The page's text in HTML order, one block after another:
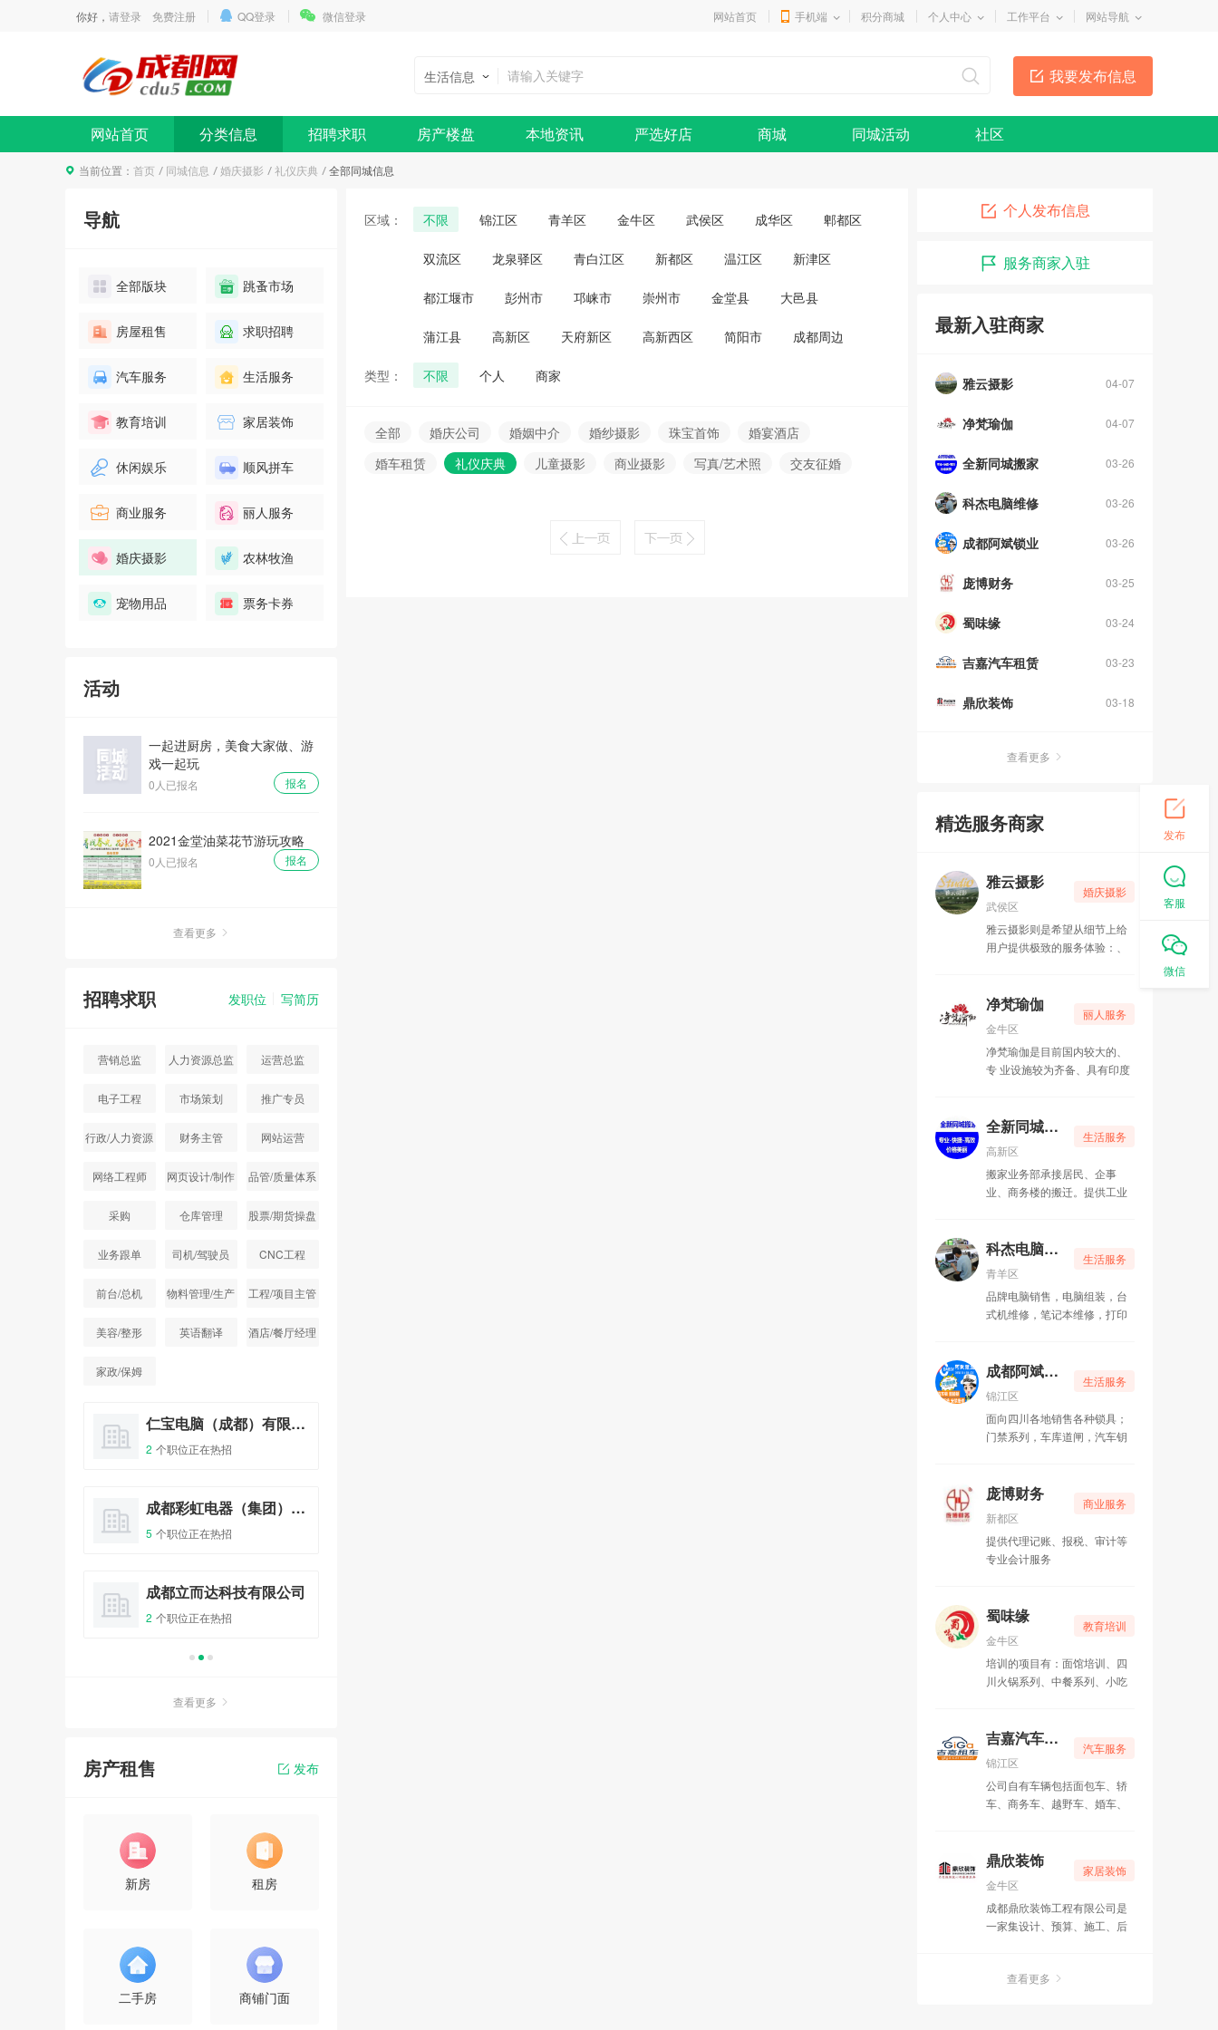
你好， 请登录 免费注册 QQ登录 微信登录 网站首页 手机端 积分商城 个人中心 工作平台 网站导航
我要发布信息
生活信息
网站首页 分类信息 招聘求职 房产楼盘 本地资讯 严选好店 商城 同城活动 社区
当前位置： 首页 同城信息 婚庆摄影 礼仪庆典 全部同城信息
导航
全部版块 跳蚤市场
房屋租售 求职招聘
汽车服务 生活服务
教育培训 家居装饰
休闲娱乐 顺风拼车
商业服务 丽人服务
婚庆摄影 农林牧渔
宠物用品 票务卡券
活动
一起进厨房，美食大家做、游
戏一起玩
报名
0人已报名
2021金堂油菜花节游玩攻略
报名
0人已报名
查看更多
发职位 写简历
招聘求职
营销总监 人力资源总监 运营总监
电子工程 市场策划 推广专员
行政/人力资源
财务主管 网站运营
网络工程师 网页设计/制作 品管/质量体系
采购 仓库管理
股票/期货操盘
业务跟单 司机/驾驶员 CNC工程
前台/总机
物料管理/生产
工程/项目主管
美容/整形 英语翻译 酒店/餐厅经理
家政/保姆
仁宝电脑（成都）有限公司
2 个职位正在热招
成都彩虹电器（集团）股份有限公司
5 个职位正在热招
成都立而达科技有限公司
2 个职位正在热招
查看更多
房产租售 发布
新房 租房
二手房 商铺门面
区域： 不限 锦江区 青羊区 金牛区 武侯区 成华区 郫都区
双流区 龙泉驿区 青白江区 新都区 温江区 新津区
都江堰市 彭州市 邛崃市 崇州市 金堂县 大邑县
蒲江县 高新区 天府新区 高新西区 简阳市 成都周边
类型： 不限 个人 商家
全部 婚庆公司 婚姻中介 婚纱摄影 珠宝首饰
婚宴酒店
婚车租赁
礼仪庆典 儿童摄影 商业摄影 写真/艺术照 交友征婚
个人发布信息
服务商家入驻
最新入驻商家
04-07
雅云摄影
04-07
净梵瑜伽
03-26
全新同城搬家
03-26
科杰电脑维修
03-26
成都阿斌锁业
03-25
庞博财务
03-24
蜀味缘
03-23
吉嘉汽车租赁
03-18
鼎欣装饰
查看更多
精选服务商家
婚庆摄影
雅云摄影
武侯区
雅云摄影则是希望从细节上给
用户提供极致的服务体验：、
的安心包（里面都是免费的一
次性消耗品）、国际一线品牌
化妆品等等，雅云团队都做了
精心的调研挑选与配备。
丽人服务
净梵瑜伽
金牛区
净梵瑜伽是目前国内较大的、
专 业设施较为齐备、具有印度
生活服务
全新同城搬家
高新区
搬家业务部承接居民、企事
业、商务楼的搬迁。提供工业
具、以及管道疏通等配套服
务。 空调业务部承接新风
系统设计、通风管道制作、分
体空调安装、维修、冷库设计
安装电动机、发电机维修、绕
翻新、地板打蜡、灯具清洗、
家电清洁、开荒保洁瓷砖美缝
生活服务
科杰电脑维修
青羊区
品牌电脑销售，电脑组装，台
式机维修，笔记本维修，打印
控上门维修，网络上门维护，
做您身边的IT服务专家 。
生活服务
成都阿斌锁业
锦江区
面向四川各地销售各种锁具；
门禁系列，车库道闸，汽车钥
和销售安装各类锁具及指纹锁
商业服务
庞博财务
新都区
提供代理记账、报税、审计等
专业会计服务
教育培训
蜀味缘
金牛区
培训的项目有：面馆培训、四
川火锅系列、中餐系列、小吃
味特色菜品。
汽车服务
吉嘉汽车租赁
锦江区
公司自有车辆包括面包车、轿
车、商务车、越野车、婚车、
家居装饰
鼎欣装饰
金牛区
成都鼎欣装饰工程有限公司是
一家集设计、预算、施工、后
查看更多
发布
客服
微信